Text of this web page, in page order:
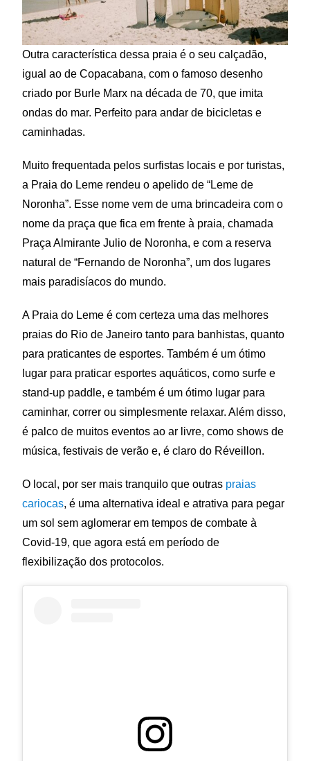
Outra característica dessa praia é o seu calçadão,
igual ao de Copacabana, com o famoso desenho
criado por Burle Marx na década de 70, que imita
ondas do mar. Perfeito para andar de bicicletas e
caminhadas.
Muito frequentada pelos surfistas locais e por turistas,
a Praia do Leme rendeu o apelido de “Leme de
Noronha”. Esse nome vem de uma brincadeira com o
nome da praça que fica em frente à praia, chamada
Praça Almirante Julio de Noronha, e com a reserva
natural de “Fernando de Noronha”, um dos lugares
mais paradisíacos do mundo.
A Praia do Leme é com certeza uma das melhores
praias do Rio de Janeiro tanto para banhistas, quanto
para praticantes de esportes. Também é um ótimo
lugar para praticar esportes aquáticos, como surfe e
stand-up paddle, e também é um ótimo lugar para
caminhar, correr ou simplesmente relaxar. Além disso,
é palco de muitos eventos ao ar livre, como shows de
música, festivais de verão e, é claro do Réveillon.
O local, por ser mais tranquilo que outras praias
cariocas, é uma alternativa ideal e atrativa para pegar
um sol sem aglomerar em tempos de combate à
Covid-19, que agora está em período de
flexibilização dos protocolos.